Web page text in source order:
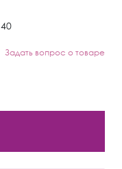
40
Задать вопрос о товаре